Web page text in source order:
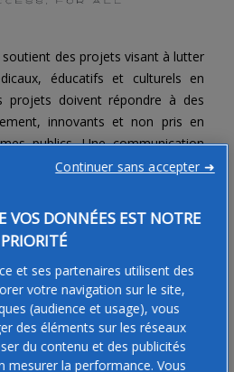
soutient des projets visant à lutter
éducatifs et culturels en
projets doivent répondre à des
innovants et non pris en
publics. Une communication
locaux permet aux
que je soutiens
VOS DONNÉES EST NOTRE
PRIORITÉ
et ses partenaires utilisent des
votre navigation sur le site,
(audience et usage), vous
des éléments sur les réseaux
du contenu et des publicités
mesurer la performance. Vous
Continuer sans accepter ➜